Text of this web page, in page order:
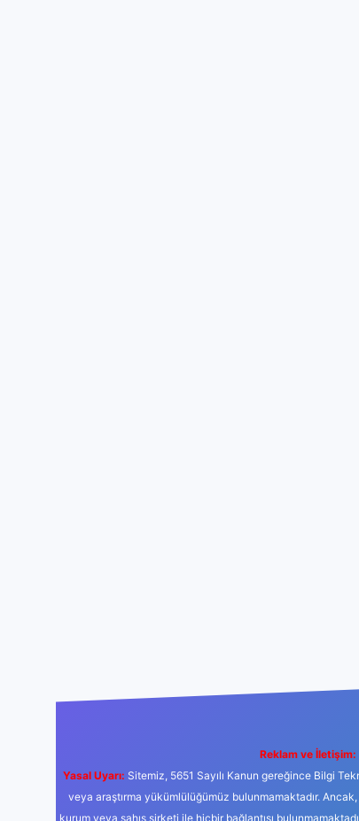
Reklam ve İletişim:
Yasal Uyarı: Sitemiz, 5651 Sayılı Kanun gereğince Bilgi
veya araştırma yükümlülüğümüz bulunmamaktadır.
kurum veya şahıs şirketi ile hiçbir bağlantısı